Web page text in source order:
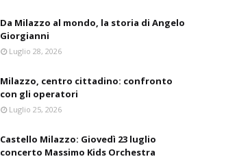
Da Milazzo al mondo, la storia di Angelo
Giorgianni
Luglio 28, 2026
Milazzo, centro cittadino: confronto
con gli operatori
Luglio 25, 2026
Castello Milazzo: Giovedì 23 luglio
concerto Massimo Kids Orchestra